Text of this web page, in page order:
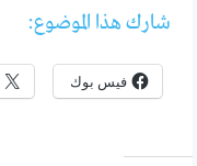
شارك هذا الموضوع:
فيس بوك